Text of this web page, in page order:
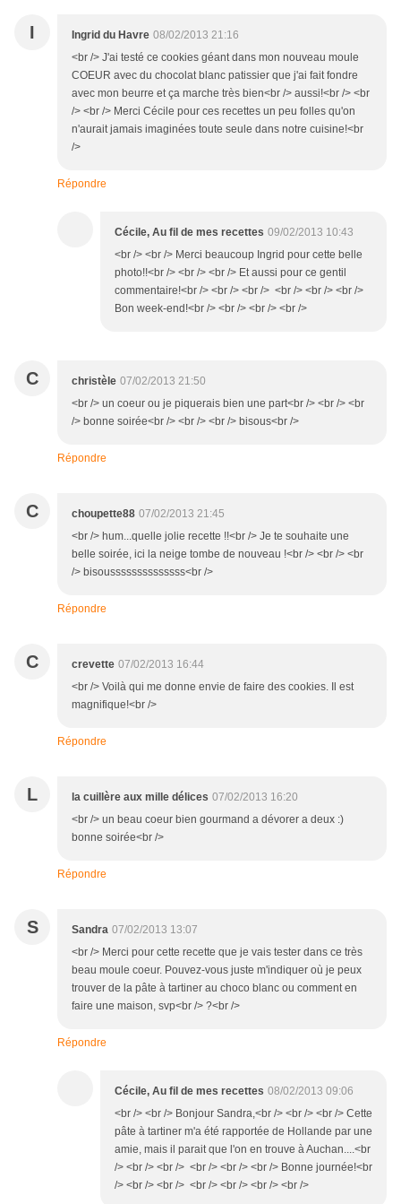
I Ingrid du Havre 08/02/2013 21:16
<br /> J'ai testé ce cookies géant dans mon nouveau moule
COEUR avec du chocolat blanc patissier que j'ai fait fondre
avec mon beurre et ça marche très bien<br /> aussi!<br /> <br
/> <br /> Merci Cécile pour ces recettes un peu folles qu'on
n'aurait jamais imaginées toute seule dans notre cuisine!<br
/>
Répondre
Cécile, Au fil de mes recettes 09/02/2013 10:43
<br /> <br /> Merci beaucoup Ingrid pour cette belle
photo!!<br /> <br /> <br /> Et aussi pour ce gentil
commentaire!<br /> <br /> <br /> <br /> <br /> <br />
Bon week-end!<br /> <br /> <br /> <br />
C christèle 07/02/2013 21:50
<br /> un coeur ou je piquerais bien une part<br /> <br /> <br
/> bonne soirée<br /> <br /> <br /> bisous<br />
Répondre
C choupette88 07/02/2013 21:45
<br /> hum...quelle jolie recette !!<br /> Je te souhaite une
belle soirée, ici la neige tombe de nouveau !<br /> <br /> <br
/> bisoussssssssssssss<br />
Répondre
C crevette 07/02/2013 16:44
<br /> Voilà qui me donne envie de faire des cookies. Il est
magnifique!<br />
Répondre
L la cuillère aux mille délices 07/02/2013 16:20
<br /> un beau coeur bien gourmand a dévorer a deux :)
bonne soirée<br />
Répondre
S Sandra 07/02/2013 13:07
<br /> Merci pour cette recette que je vais tester dans ce très
beau moule coeur. Pouvez-vous juste m'indiquer où je peux
trouver de la pâte à tartiner au choco blanc ou comment en
faire une maison, svp<br /> ?<br />
Répondre
Cécile, Au fil de mes recettes 08/02/2013 09:06
<br /> <br /> Bonjour Sandra,<br /> <br /> <br /> Cette
pâte à tartiner m'a été rapportée de Hollande par une
amie, mais il parait que l'on en trouve à Auchan....<br
/> <br /> <br /> <br /> <br /> <br /> Bonne journée!<br
/> <br /> <br /> <br /> <br /> <br /> <br />